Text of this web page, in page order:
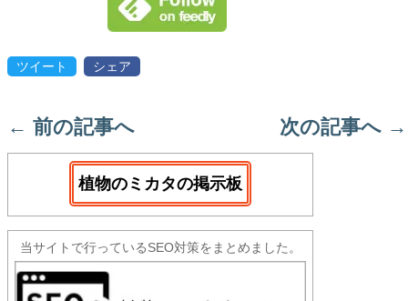
ツイート シェア
← 前の記事へ 次の記事へ →
植物のミカタの掲示板
当サイトで行っているSEO対策をまとめました。